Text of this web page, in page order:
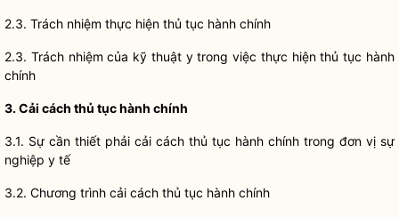
2.3. Trách nhiệm thực hiện thủ tục hành chính
2.3. Trách nhiệm của kỹ thuật y trong việc thực hiện thủ tục hành
chính
3. Cải cách thủ tục hành chính
3.1. Sự cần thiết phải cải cách thủ tục hành chính trong đơn vị sự
nghiệp y tế
3.2. Chương trình cải cách thủ tục hành chính